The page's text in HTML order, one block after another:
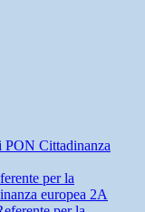
PON Cittadinanza
per la
europea 2A